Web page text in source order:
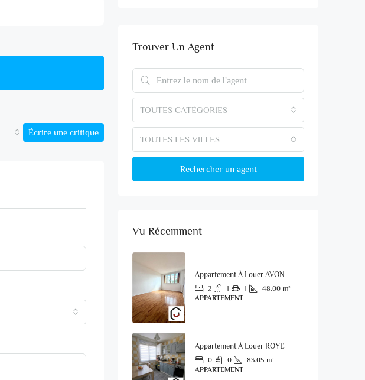
Écrire une critique
Trouver Un Agent
TOUTES CATÉGORIES
TOUTES LES VILLES
Rechercher un agent
Vu Récemment
Appartement À Louer AVON
2 1 1 48.00 m²
APPARTEMENT
Appartement À Louer ROYE
0 0 83.05 m²
APPARTEMENT